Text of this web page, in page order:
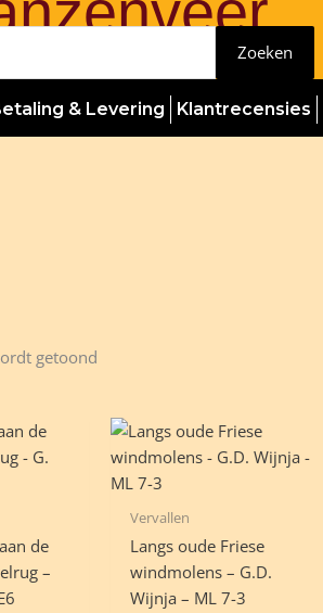
Zoeken
& Levering Klantrecensies
getoondGesorteerd
de
–
Vervallen
Langs oude Friese
windmolens – G.D.
Wijnja – ML 7-3